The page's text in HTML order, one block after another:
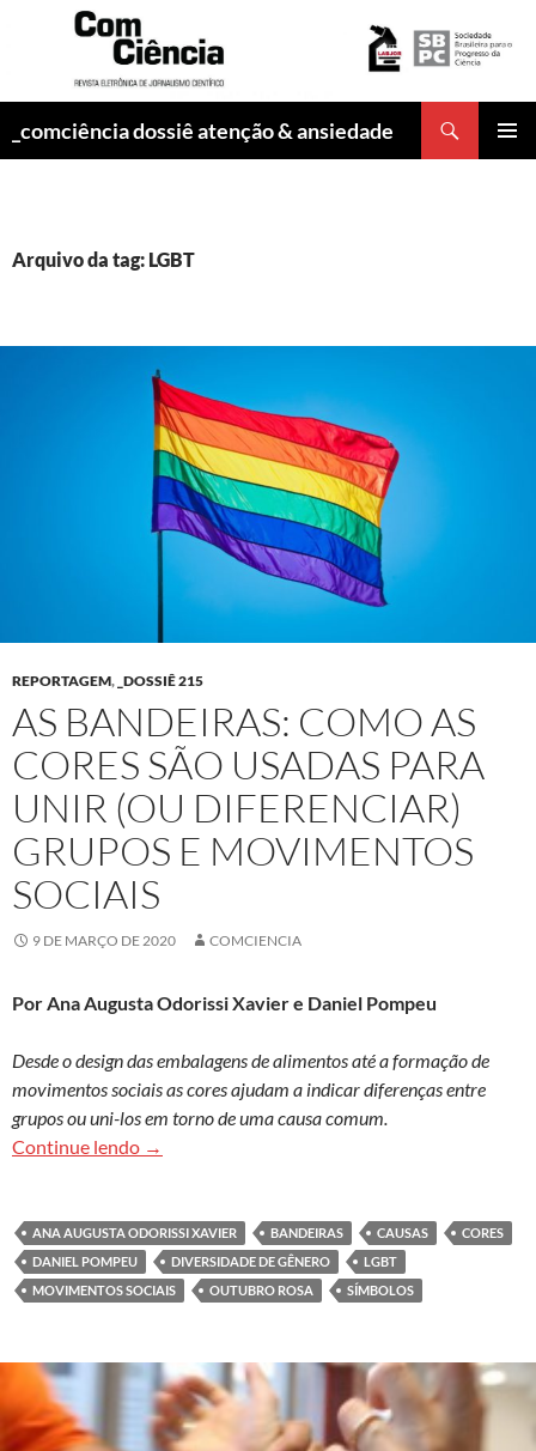
_comciência dossiê atenção & ansiedade
Arquivo da tag: LGBT
REPORTAGEM, _DOSSIÊ 215
AS BANDEIRAS: COMO AS
CORES SÃO USADAS PARA
UNIR (OU DIFERENCIAR)
GRUPOS E MOVIMENTOS
SOCIAIS
9 DE MARÇO DE 2020 COMCIENCIA
Por Ana Augusta Odorissi Xavier e Daniel Pompeu
Desde o design das embalagens de alimentos até a formação de
movimentos sociais as cores ajudam a indicar diferenças entre
grupos ou uni-los em torno de uma causa comum.
Continue lendo As bandeiras: como as cores são usadas para
→
ANA AUGUSTA ODORISSI XAVIER BANDEIRAS CAUSAS
CORES
DANIEL POMPEU
DIVERSIDADE DE GÊNERO
LGBT
MOVIMENTOS SOCIAIS
OUTUBRO ROSA SÍMBOLOS